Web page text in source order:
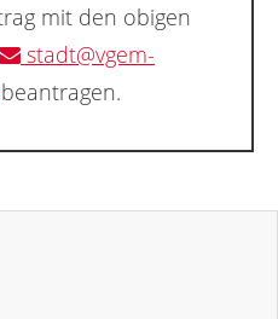
mit den obigen
stadt@vgem-
beantragen.